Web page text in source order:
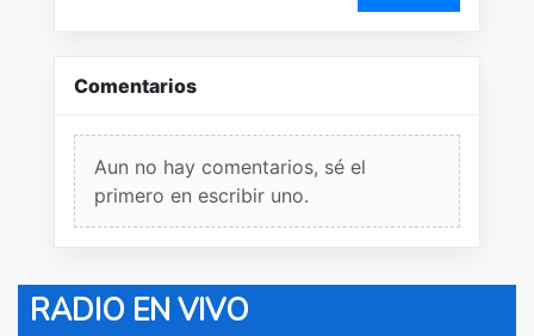
Comentarios
Aun no hay comentarios, sé el
primero en escribir uno.
RADIO EN VIVO